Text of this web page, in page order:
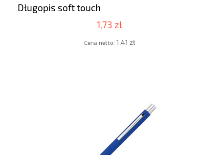
Długopis soft touch
1,73 zł
Cena netto: 1,41 zł